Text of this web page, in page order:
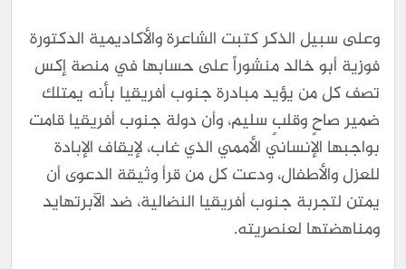
وعلى سبيل الذكر كتبت الشاعرة والأكاديمية الدكتورة
فوزية أبو خالد منشوراً على حسابها في منصة إكس
تصف كل من يؤيد مبادرة جنوب أفريقيا بأنه يمتلك
ضمير صاحٍ وقلبٍ سليم، وأن دولة جنوب أفريقيا قامت
بواجبها الإنساني الأممي الذي غاب، لإيقاف الإبادة
للعزل والأطفال، ودعت كل من قرأ وثيقة الدعوى أن
يمتن لتجربة جنوب أفريقيا النضالية، ضد الآبرتهايد
ومناهضتها لعنصريته.